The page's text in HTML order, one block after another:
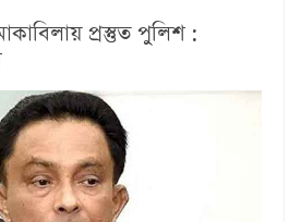
প্রস্তুত পুলিশ :